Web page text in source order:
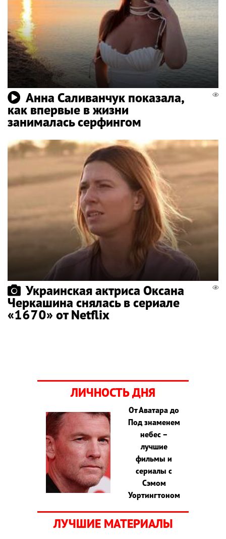
Анна Саливанчук показала,
как впервые в жизни
занималась серфингом
Украинская актриса Оксана
Черкашина снялась в сериале
«1670» от Netflix
ЛИЧНОСТЬ ДНЯ
От Аватара до
Под знаменем
небес –
лучшие
фильмы и
сериалы с
Сэмом
Уортингтоном
ЛУЧШИЕ МАТЕРИАЛЫ